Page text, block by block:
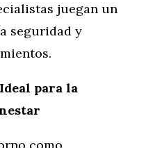
juegan un
seguridad y
para la